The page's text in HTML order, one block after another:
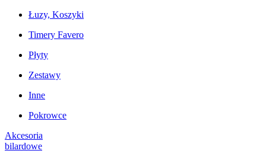
Łuzy, Koszyki
Timery Favero
Płyty
Zestawy
Inne
Pokrowce
Akcesoria
bilardowe